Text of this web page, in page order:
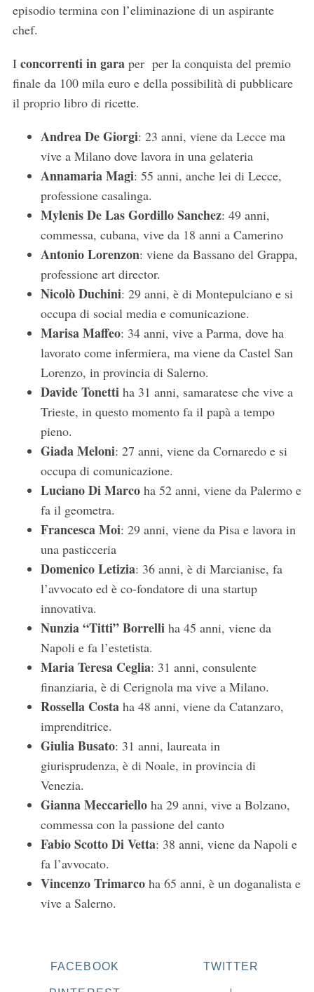
episodio termina con l’eliminazione di un aspirante
chef.
Iconcorrenti in garaper per la conquista del premio
finale da 100 mila euro e della possibilità di pubblicare
il proprio libro di ricette.
Andrea De Giorgi: 23 anni, viene da Lecce ma
vive a Milano dove lavora in una gelateria
Annamaria Magi: 55 anni, anche lei di Lecce,
professione casalinga.
Mylenis De Las Gordillo Sanchez: 49 anni,
commessa, cubana, vive da 18 anni a Camerino
Antonio Lorenzon: viene da Bassano del Grappa,
professione art director.
Nicolò Duchini: 29 anni, è di Montepulciano e si
occupa di social media e comunicazione.
Marisa Maffeo: 34 anni, vive a Parma, dove ha
lavorato come infermiera, ma viene da Castel San
Lorenzo, in provincia di Salerno.
Davide Tonettiha 31 anni, samaratese che vive a
Trieste, in questo momento fa il papà a tempo
pieno.
Giada Meloni: 27 anni, viene da Cornaredo e si
occupa di comunicazione.
Luciano Di Marcoha 52 anni, viene da Palermo e
fa il geometra.
Francesca Moi: 29 anni, viene da Pisa e lavora in
una pasticceria
Domenico Letizia: 36 anni, è di Marcianise, fa
l’avvocato ed è co-fondatore di una startup
innovativa.
Nunzia “Titti” Borrelliha 45 anni, viene da
Napoli e fa l’estetista.
Maria Teresa Ceglia: 31 anni, consulente
finanziaria, è di Cerignola ma vive a Milano.
Rossella Costaha 48 anni, viene da Catanzaro,
imprenditrice.
Giulia Busato: 31 anni, laureata in
giurisprudenza, è di Noale, in provincia di
Venezia.
Gianna Meccarielloha 29 anni, vive a Bolzano,
commessa con la passione del canto
Fabio Scotto Di Vetta: 38 anni, viene da Napoli e
fa l’avvocato.
Vincenzo Trimarcoha 65 anni, è un doganalista e
vive a Salerno.
FACEBOOK TWITTER
S
e
a
r
c
r